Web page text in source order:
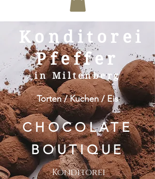
Konditorei
Pfeffer
in Miltenberg
Torten / Kuchen / Eis
CHOCOLATE
BOUTIQUE
Konditorei